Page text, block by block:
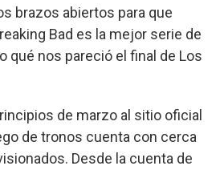
brazos abiertos para que
Bad es la mejor serie de
qué nos pareció el final de Los
de marzo al sitio oficial
de tronos cuenta con cerca
Desde la cuenta de